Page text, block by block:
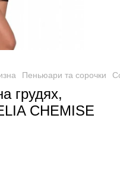
Пеньюари та сорочки
грудях,
CHEMISE